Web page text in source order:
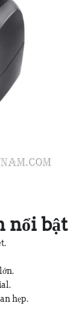
nổi bật
hẹp.